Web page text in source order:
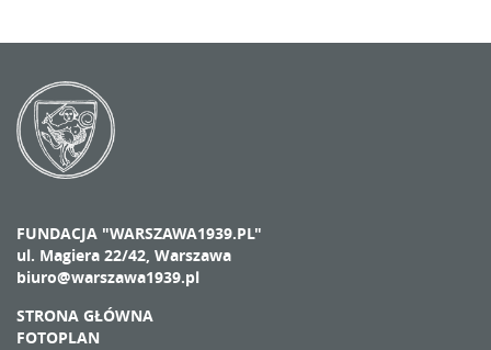
FUNDACJA "WARSZAWA1939.PL"
ul. Magiera 22/42, Warszawa
biuro@warszawa1939.pl
STRONA GŁÓWNA
FOTOPLAN